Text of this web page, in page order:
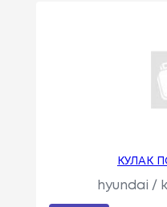
КУЛАК
hyundai /